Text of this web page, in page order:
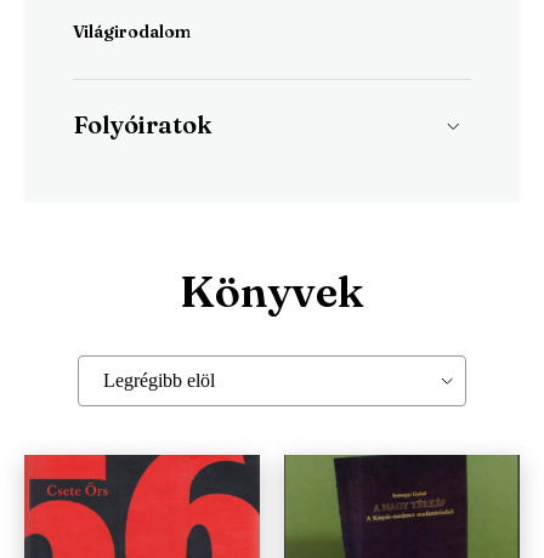
Irodalomtudomány
Világirodalom
Folyóiratok
Könyvek
Legrégibb elöl